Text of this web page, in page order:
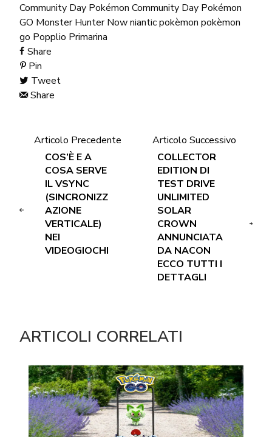
Community Day Pokémon Community Day Pokémon
GO Monster Hunter Nownianticpokèmon pokèmon
go Popplio Primarina
Share
Pin
Tweet
Share
Articolo Precedente
COS’È E A
COSA SERVE
IL VSYNC
(SINCRONIZZ
AZIONE
VERTICALE)
NEI
VIDEOGIOCHI
Articolo Successivo
COLLECTOR
EDITION DI
TEST DRIVE
UNLIMITED
SOLAR
CROWN
ANNUNCIATA
DA NACON
ECCO TUTTI I
DETTAGLI
ARTICOLI CORRELATI